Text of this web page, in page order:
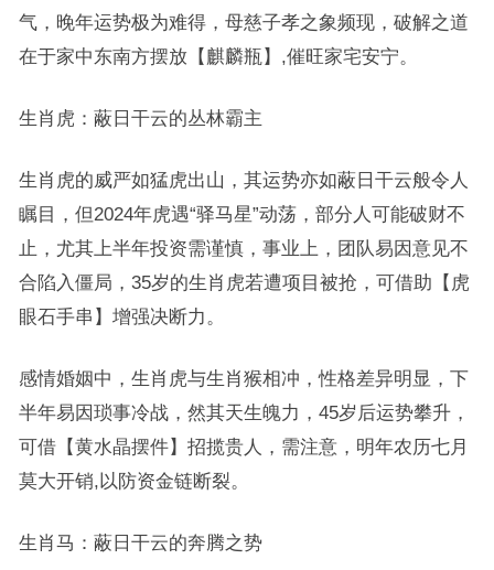
气，晚年运势极为难得，母慈子孝之象频现，破解之道
在于家中东南方摆放【麒麟瓶】,催旺家宅安宁。
生肖虎：蔽日干云的丛林霸主
生肖虎的威严如猛虎出山，其运势亦如蔽日干云般令人
瞩目，但2024年虎遇“驿马星”动荡，部分人可能破财不
止，尤其上半年投资需谨慎，事业上，团队易因意见不
合陷入僵局，35岁的生肖虎若遭项目被抢，可借助【虎
眼石手串】增强决断力。
感情婚姻中，生肖虎与生肖猴相冲，性格差异明显，下
半年易因琐事冷战，然其天生魄力，45岁后运势攀升，
可借【黄水晶摆件】招揽贵人，需注意，明年农历七月
莫大开销,以防资金链断裂。
生肖马：蔽日干云的奔腾之势